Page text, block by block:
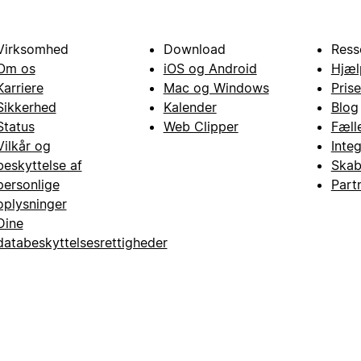
os
og
af
Download
iOS og Android
Mac og Windows
Kalender
Web Clipper
Blog